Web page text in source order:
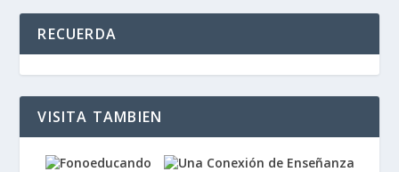
00:00
03:16RECUERDA
VISITA TAMBIEN